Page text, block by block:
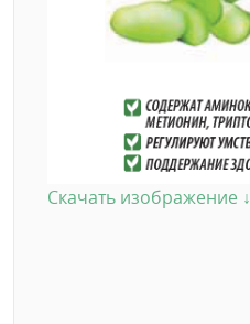
Скачать изображение ↓